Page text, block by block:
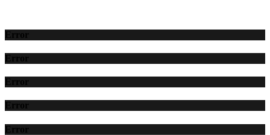
Error
Error
Error
Error
Error